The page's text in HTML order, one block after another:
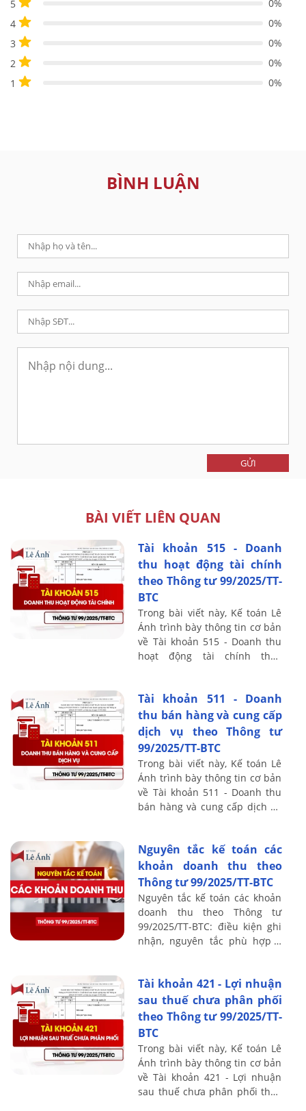
5
0%
4
0%
3
0%
2
0%
1
0%
BÌNH LUẬN
GỬI
BÀI VIẾT LIÊN QUAN
Tài khoản 515 - Doanh
thu hoạt động tài chính
theo Thông tư 99/2025/TT-
BTC
Trong bài viết này, Kế toán Lê
Ánh trình bày thông tin cơ bản
về Tài khoản 515 - Doanh thu
hoạt động tài chính theo
cấu và ...
Tài khoản 511 - Doanh
thu bán hàng và cung cấp
dịch vụ theo Thông tư
99/2025/TT-BTC
Trong bài viết này, Kế toán Lê
Ánh trình bày thông tin cơ bản
về Tài khoản 511 - Doanh thu
bán hàng và cung cấp dịch vụ
Nguyên tắc kế toán các
khoản doanh thu theo
Thông tư 99/2025/TT-BTC
Nguyên tắc kế toán các khoản
doanh thu theo Thông tư
99/2025/TT-BTC: điều kiện ghi
nhận, nguyên tắc phù hợp –
khuyến mại ...
Tài khoản 421 - Lợi nhuận
sau thuế chưa phân phối
theo Thông tư 99/2025/TT-
BTC
Trong bài viết này, Kế toán Lê
Ánh trình bày thông tin cơ bản
về Tài khoản 421 - Lợi nhuận
sau thuế chưa phân phối theo